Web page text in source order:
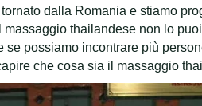
dalla Romania e stiamo
thailandese non lo
possiamo incontrare più
che cosa sia il massaggio